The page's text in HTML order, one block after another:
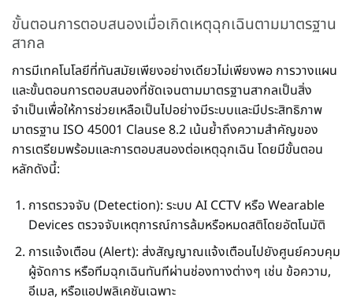
ขั้นตอนการตอบสนองเมื่อเกิดเหตุฉุกเฉินตามมาตรฐาน
สากล
การมีเทคโนโลยีที่ทันสมัยเพียงอย่างเดียวไม่เพียงพอ การวางแผน
และขั้นตอนการตอบสนองที่ชัดเจนตามมาตรฐานสากลเป็นสิ่ง
จำเป็นเพื่อให้การช่วยเหลือเป็นไปอย่างมีระบบและมีประสิทธิภาพ
มาตรฐาน ISO 45001 Clause 8.2 เน้นย้ำถึงความสำคัญของ
การเตรียมพร้อมและการตอบสนองต่อเหตุฉุกเฉิน โดยมีขั้นตอน
หลักดังนี้:
การตรวจจับ (Detection): ระบบ AI CCTV หรือ Wearable
Devices ตรวจจับเหตุการณ์การล้มหรือหมดสติโดยอัตโนมัติ
การแจ้งเตือน (Alert): ส่งสัญญาณแจ้งเตือนไปยังศูนย์ควบคุม
ผู้จัดการ หรือทีมฉุกเฉินทันทีผ่านช่องทางต่างๆ เช่น ข้อความ,
อีเมล, หรือแอปพลิเคชันเฉพาะ